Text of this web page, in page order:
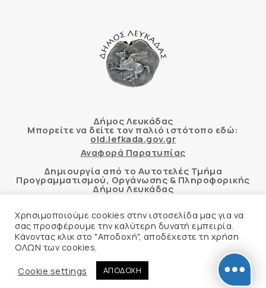
Δήμος Λευκάδας
Μπορείτε να δείτε τον παλιό ιστότοπο εδώ:
old.lefkada.gov.gr
Αναφορά Παρατυπίας
Δημιουργία από το Αυτοτελές Τμήμα
Προγραμματισμού, Οργάνωσης & Πληροφορικής
Δήμου Λευκάδας
Αυτόματος έλεγχος προσβασιμότητας
δικτυακού τόπου με βάση το πρότυπο WCAG 2.1
Δήλωση Προσβασιμότητας
Χρησιμοποιούμε cookies στην ιστοσελίδα μας για να
σας προσφέρουμε την καλύτερη δυνατή εμπειρία.
Κάνοντας κλικ στο "Αποδοχή", αποδέχεστε τη χρήση
ΟΛΩΝ των cookies.
Cookie settings
ΑΠΟΔΟΧΗ